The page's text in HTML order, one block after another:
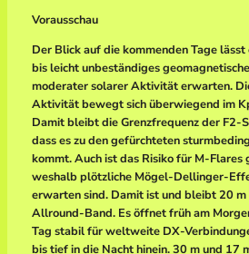
Vorausschau
Der Blick auf die kommenden Tage
bis leicht unbeständiges
moderater solarer Aktivität erwarten.
Aktivität bewegt sich überwiegend im
Damit bleibt die Grenzfrequenz der F2-
dass es zu den gefürchteten
kommt. Auch ist das Risiko für M-Flares
weshalb plötzliche Mögel-Dellinger-
erwarten sind. Damit ist und bleibt 20 m
Allround-Band. Es öffnet früh am
Tag stabil für weltweite DX-
bis tief in die Nacht hinein. 30 m und 17